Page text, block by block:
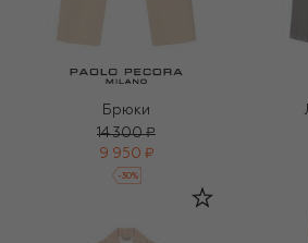
Брюки
14 300 ₽
9 950 ₽
-30%